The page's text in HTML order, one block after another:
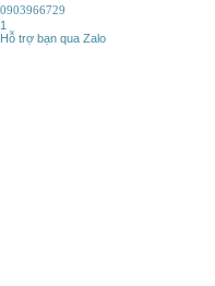
0903966729
1
Hỗ trợ bạn qua Zalo